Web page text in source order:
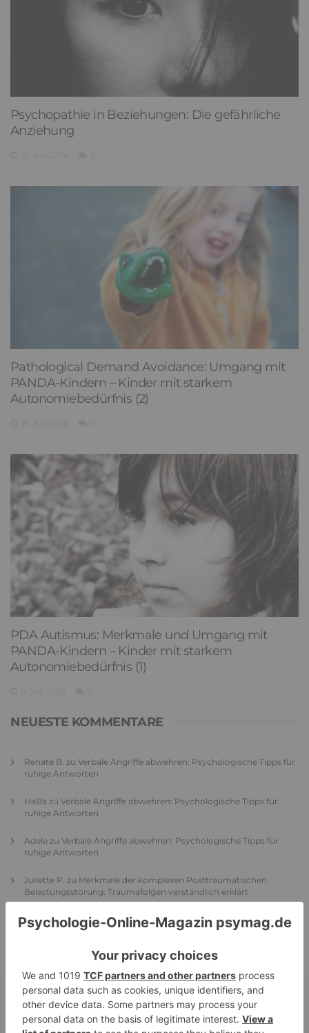
Psychopathie in Beziehungen: Die gefährliche
Anziehung
Pathological Demand Avoidance: Umgang mit
PANDA-Kindern – Kinder mit starkem
Autonomiebedürfnis (2)
PDA Autismus: Merkmale und Umgang mit
PANDA-Kindern – Kinder mit starkem
Autonomiebedürfnis (1)
NEUESTE KOMMENTARE
Renate B. zu Verbale Angriffe abwehren: Psychologische Tipps für
ruhige Antworten
HaBa zu Verbale Angriffe abwehren: Psychologische Tipps für
ruhige Antworten
Adele zu Verbale Angriffe abwehren: Psychologische Tipps für
ruhige Antworten
Juliette P. zu Merkmale der komplexen Posttraumatischen
Belastungsstörung: Traumafolgen verständlich erklärt
AnsgarzuElternteil narzisstisch: So sieht dein heutiges Leben
vermutlich aus – Narzisstisch geprägte Kindheit (1)
DIE BELIEBTESTEN ARTIKEL